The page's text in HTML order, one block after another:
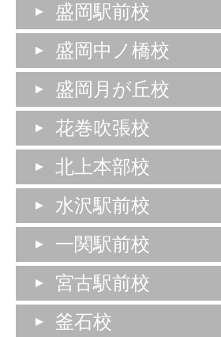
盛岡駅前校
盛岡中ノ橋校
盛岡月が丘校
花巻吹張校
北上本部校
水沢駅前校
一関駅前校
宮古駅前校
釜石校